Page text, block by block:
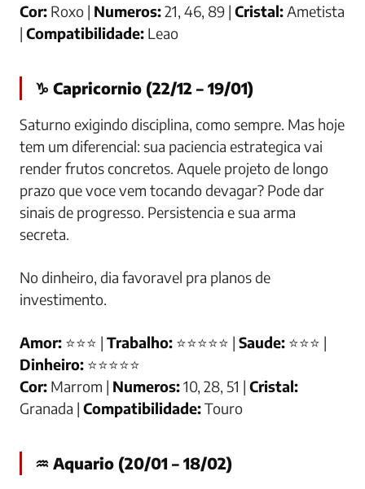
Cor: Roxo | Numeros:21, 46, 89 | Cristal:Ametista
| Compatibilidade: Leao
♑ Capricornio (22/12 – 19/01)
Saturno exigindo disciplina, como sempre. Mas hoje
tem um diferencial: sua paciencia estrategica vai
render frutos concretos. Aquele projeto de longo
prazo que voce vem tocando devagar? Pode dar
sinais de progresso. Persistencia e sua arma
secreta.
No dinheiro, dia favoravel pra planos de
investimento.
Amor: ⭐⭐⭐ | Trabalho: ⭐⭐⭐⭐⭐ | Saude: ⭐⭐⭐ |
Dinheiro: ⭐⭐⭐⭐⭐
Cor: Marrom | Numeros:10, 28, 51 | Cristal:
Granada | Compatibilidade:Touro
♒ Aquario (20/01 – 18/02)